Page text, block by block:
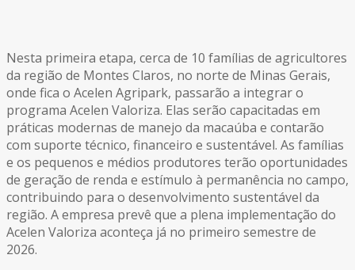
Nesta primeira etapa, cerca de 10 famílias de agricultores
da região de Montes Claros, no norte de Minas Gerais,
onde fica o Acelen Agripark, passarão a integrar o
programa Acelen Valoriza. Elas serão capacitadas em
práticas modernas de manejo da macaúba e contarão
com suporte técnico, financeiro e sustentável. As famílias
e os pequenos e médios produtores terão oportunidades
de geração de renda e estímulo à permanência no campo,
contribuindo para o desenvolvimento sustentável da
região. A empresa prevê que a plena implementação do
Acelen Valoriza aconteça já no primeiro semestre de
2026.